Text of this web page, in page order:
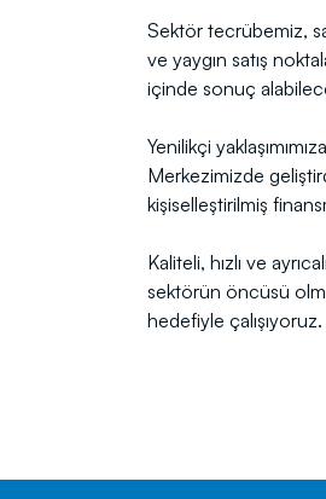
Sektör tecrübemiz,
ve yaygın satış
içinde sonuç
Yenilikçi
Merkezimizde
kişiselleştirilmiş
Kaliteli, hızlı ve
sektörün öncüsü
hedefiyle çalışıyoruz.